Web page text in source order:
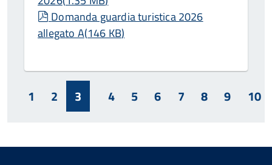
pdf
Domanda guardia turistica 2026
allegato A(146 KB)
1 2 3 4 5 6 7 8 9 10